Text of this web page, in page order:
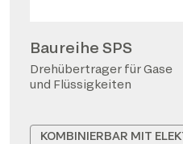
Baureihe SPS
Drehübertrager für Gase
und Flüssigkeiten
KOMBINIERBAR MIT